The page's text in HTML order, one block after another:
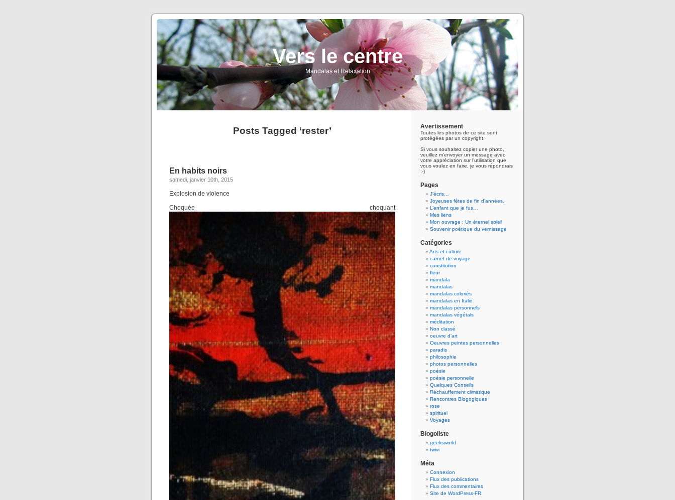
Vers le centre
Mandalas et Relaxation
Posts Tagged ‘rester’
En habits noirs
samedi, janvier 10th, 2015
Explosion de violence
Choquée choquant
Avertissement
Toutes les photos de ce site sont
protégées par un copyright.
Si vous souhaitez copier une photo,
veuillez m'envoyer un message avec
votre appréciation sur l'utilisation que
vous voulez en faire, je vous répondrais
;-)
Pages
J’écris…
Joyeuses fêtes de fin d’années.
L’enfant que je fus…
Mes liens
Mon ouvrage : Un éternel soleil
Souvenir poétique du vernissage
Catégories
Arts et culture
carnet de voyage
constitution
fleur
mandala
mandalas
mandalas coloriés
mandalas en Italie
mandalas personnels
mandalas végétals
méditation
Non classé
oeuvre d'art
Oeuvres peintes personnelles
paradis
philosophie
photos personnelles
poésie
poésie personnelle
Quelques Conseils
Réchauffement climatique
Rencontres Blogogiques
rose
spirituel
Voyages
Blogoliste
geeksworld
twivi
Méta
Connexion
Flux des publications
Flux des commentaires
Site de WordPress-FR